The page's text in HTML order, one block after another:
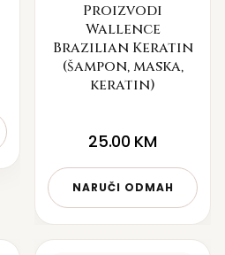
Proizvodi
Wallence
Brazilian Keratin
(šampon, maska,
keratin)
25.00 KM
NARUČI ODMAH